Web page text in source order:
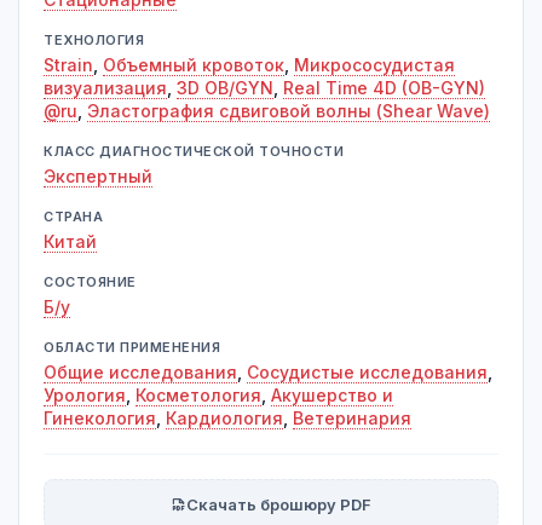
ТЕХНОЛОГИЯ
Strain Объемный кровоток Микрососудистая
визуализация 3D OB/GYN Real Time 4D (OB-GYN)
@ru Эластография сдвиговой волны (Shear Wave)
КЛАСС ДИАГНОСТИЧЕСКОЙ ТОЧНОСТИ
Экспертный
СТРАНА
Китай
СОСТОЯНИЕ
Б/у
ОБЛАСТИ ПРИМЕНЕНИЯ
Общие исследования Сосудистые исследования
Урология Косметология Акушерство и
Гинекология Кардиология Ветеринария
Скачать брошюру PDF